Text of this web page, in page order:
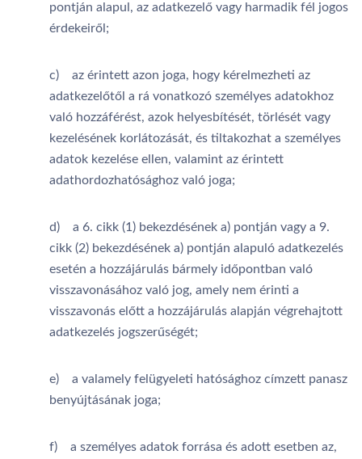
pontján alapul, az adatkezelő vagy harmadik fél jogos
érdekeiről;
c) az érintett azon joga, hogy kérelmezheti az
adatkezelőtől a rá vonatkozó személyes adatokhoz
való hozzáférést, azok helyesbítését, törlését vagy
kezelésének korlátozását, és tiltakozhat a személyes
adatok kezelése ellen, valamint az érintett
adathordozhatósághoz való joga;
d) a 6. cikk (1) bekezdésének a) pontján vagy a 9.
cikk (2) bekezdésének a) pontján alapuló adatkezelés
esetén a hozzájárulás bármely időpontban való
visszavonásához való jog, amely nem érinti a
visszavonás előtt a hozzájárulás alapján végrehajtott
adatkezelés jogszerűségét;
e) a valamely felügyeleti hatósághoz címzett panasz
benyújtásának joga;
f) a személyes adatok forrása és adott esetben az,